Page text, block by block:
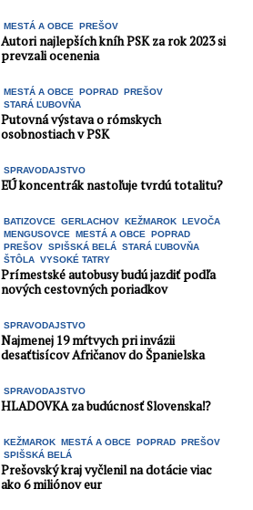
MESTÁ A OBCE PREŠOV
Autori najlepších kníh PSK za rok 2023 si
prevzali ocenenia
MESTÁ A OBCE POPRAD PREŠOV
STARÁ ĽUBOVŇA
Putovná výstava o rómskych
osobnostiach v PSK
SPRAVODAJSTVO
EÚ koncentrák nastoľuje tvrdú totalitu?
BATIZOVCE GERLACHOV KEŽMAROK LEVOČA
MENGUSOVCE
MESTÁ A OBCE
POPRAD
PREŠOV SPIŠSKÁ BELÁ STARÁ ĽUBOVŇA
ŠTÔLA VYSOKÉ TATRY
Prímestské autobusy budú jazdiť podľa
nových cestovných poriadkov
SPRAVODAJSTVO
Najmenej 19 mŕtvych pri invázii
desaťtisícov Afričanov do Španielska
SPRAVODAJSTVO
HLADOVKA za budúcnosť Slovenska⁉️
KEŽMAROK MESTÁ A OBCE POPRAD PREŠOV
SPIŠSKÁ BELÁ
Prešovský kraj vyčlenil na dotácie viac
ako 6 miliónov eur